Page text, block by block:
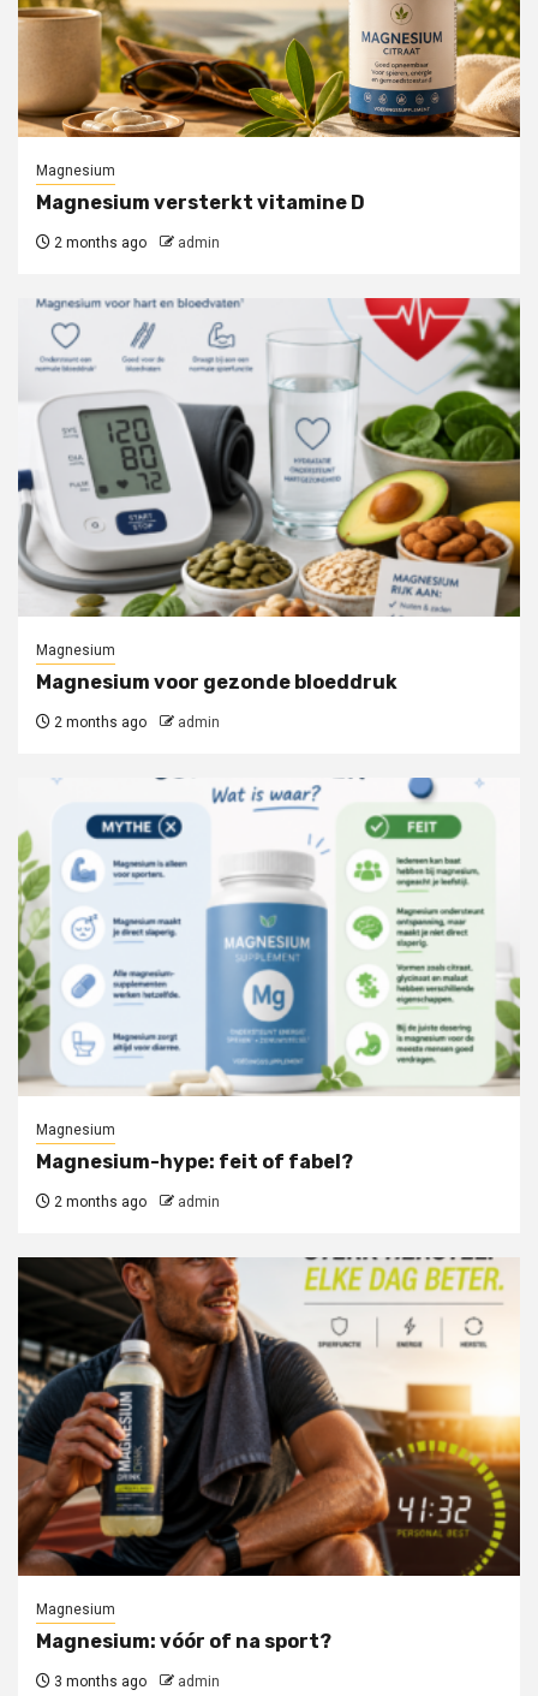
Magnesium
Magnesium versterkt vitamine D
2 months ago admin
Magnesium
Magnesium voor gezonde bloeddruk
2 months ago admin
Magnesium
Magnesium-hype: feit of fabel?
2 months ago admin
Magnesium
Magnesium: vóór of na sport?
3 months ago admin